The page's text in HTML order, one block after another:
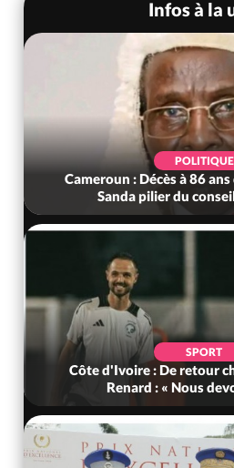
Infos à la
POLITIQUE
Cameroun : Décès à 86
Sanda pilier du
SPORT
Côte d'Ivoire : De retour
Renard : « Nous